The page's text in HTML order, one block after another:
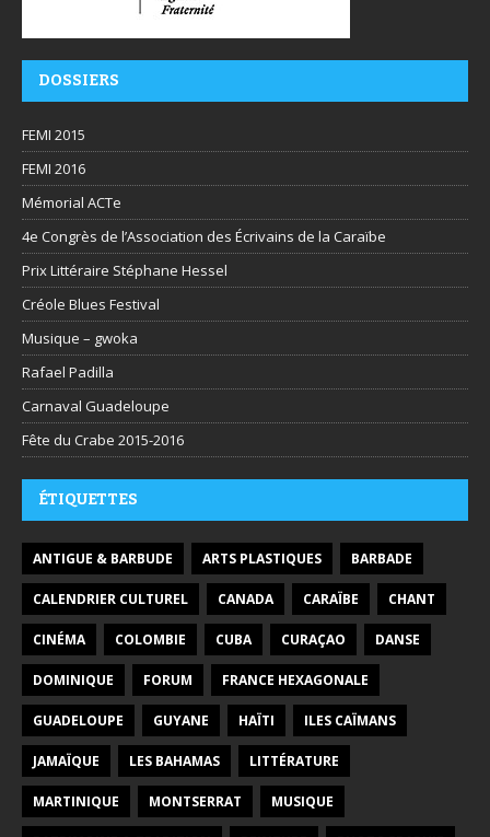
DOSSIERS
FEMI 2015
FEMI 2016
Mémorial ACTe
4e Congrès de l’Association des Écrivains de la Caraïbe
Prix Littéraire Stéphane Hessel
Créole Blues Festival
Musique – gwoka
Rafael Padilla
Carnaval Guadeloupe
Fête du Crabe 2015-2016
ÉTIQUETTES
ANTIGUE & BARBUDE ARTS PLASTIQUES BARBADE
CALENDRIER CULTUREL CANADA CARAÏBE CHANT
CINÉMA COLOMBIE CUBA CURAÇAO DANSE
DOMINIQUE FORUM FRANCE HEXAGONALE
GUADELOUPE GUYANE HAÏTI ILES CAÏMANS
JAMAÏQUE LES BAHAMAS LITTÉRATURE
MARTINIQUE MONTSERRAT MUSIQUE